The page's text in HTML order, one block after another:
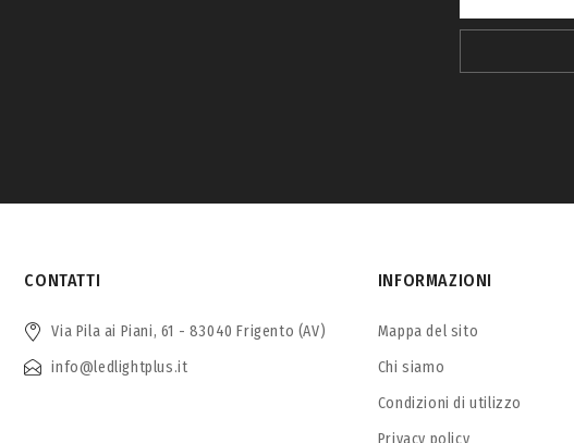
CONTATTI
Via Pila ai Piani, 61 - 83040 Frigento (AV)
info@ledlightplus.it
INFORMAZIONI
Mappa del sito
Chi siamo
Condizioni di utilizzo
Privacy policy